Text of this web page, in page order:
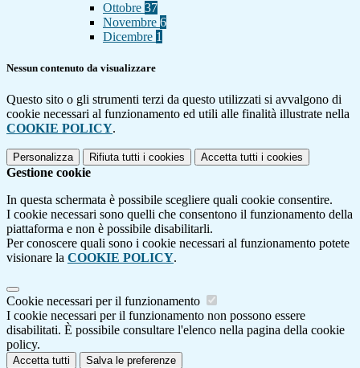
Ottobre 37
Novembre 6
Dicembre 1
Nessun contenuto da visualizzare
Questo sito o gli strumenti terzi da questo utilizzati si avvalgono di
cookie necessari al funzionamento ed utili alle finalità illustrate nella
COOKIE POLICY.
Personalizza Rifiuta tutti i cookies Accetta tutti i cookies
Gestione cookie
In questa schermata è possibile scegliere quali cookie consentire.
I cookie necessari sono quelli che consentono il funzionamento della
piattaforma e non è possibile disabilitarli.
Per conoscere quali sono i cookie necessari al funzionamento potete
visionare la COOKIE POLICY.
Cookie necessari per il funzionamento
I cookie necessari per il funzionamento non possono essere
disabilitati. È possibile consultare l'elenco nella pagina della cookie
policy.
Accetta tutti Salva le preferenze